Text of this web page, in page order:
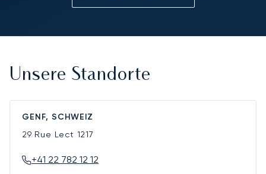
Unsere Standorte
GENF, SCHWEIZ
29 Rue Lect 1217
+41 22 782 12 12